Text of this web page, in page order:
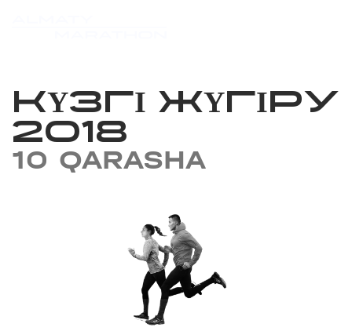
КҮЗГІ ЖҮГІРУ
2018
10 QARASHA